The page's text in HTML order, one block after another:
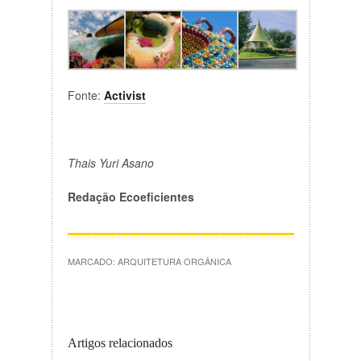
Fonte: Activist
Thais Yuri Asano
Redação Ecoeficientes
MARCADO: ARQUITETURA ORGÂNICA
Artigos relacionados